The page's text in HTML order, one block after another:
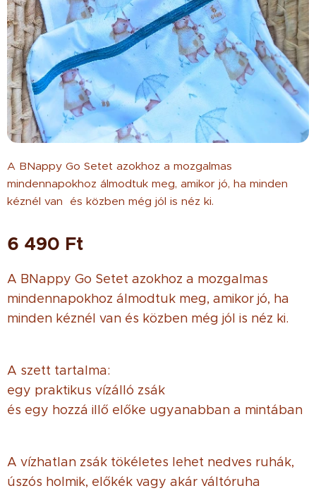
A BNappy Go Setet azokhoz a mozgalmas
mindennapokhoz álmodtuk meg, amikor jó, ha minden
kéznél van és közben még jól is néz ki.
6 490 Ft
A BNappy Go Setet azokhoz a mozgalmas
mindennapokhoz álmodtuk meg, amikor jó, ha
minden kéznél van és közben még jól is néz ki.
A szett tartalma:
egy praktikus vízálló zsák
és egy hozzá illő előke ugyanabban a mintában
A vízhatlan zsák tökéletes lehet nedves ruhák,
úszós holmik, előkék vagy akár váltóruha